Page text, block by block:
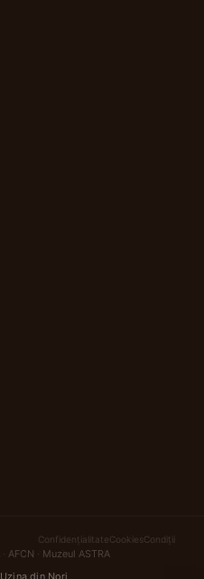
ConfidențialitateCookiesCondiții
· AFCN · Muzeul ASTRA